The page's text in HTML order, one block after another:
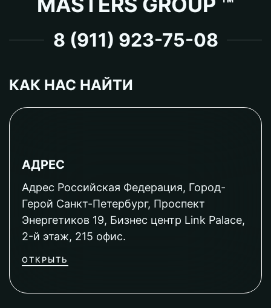
8 (911) 923-75-08
КАК НАС НАЙТИ
АДРЕС
Адрес Российская Федерация, Город-
Герой Санкт-Петербург, Проспект
Энергетиков 19, Бизнес центр Link Palace,
2-й этаж, 215 офис.
ОТКРЫТЬ